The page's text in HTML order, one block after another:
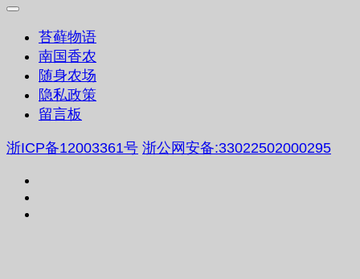
苔藓物语
南国香农
随身农场
隐私政策
留言板
浙ICP备12003361号 浙公网安备:33022502000295